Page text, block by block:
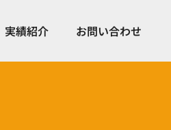
実績紹介 お問い合わせ